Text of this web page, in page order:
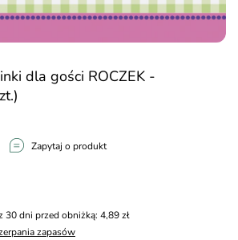
dla gości ROCZEK -
Zapytaj o produkt
30 dni przed obniżką: 4,89 zł
zapasów